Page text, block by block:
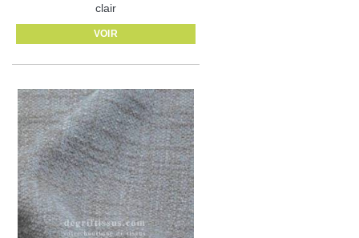
clair
VOIR